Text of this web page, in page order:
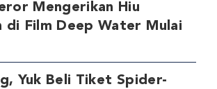
Mengerikan Hiu
di Film Deep Water Mulai
Yuk Beli Tiket Spider-